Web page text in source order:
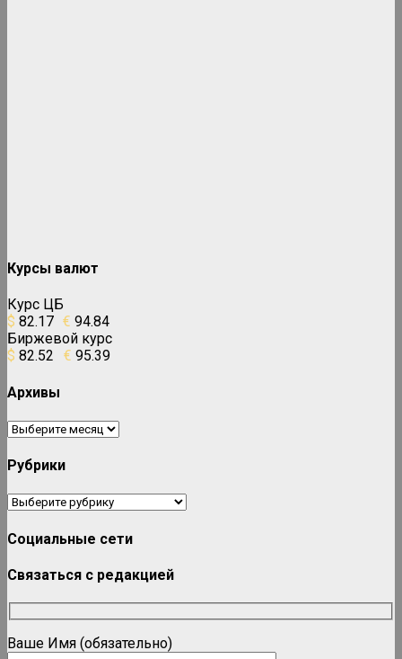
Курсы валют
Курс ЦБ
$ 82.17 € 94.84
Биржевой курс
$ 82.52 € 95.39
Архивы
Архивы
Рубрики
Рубрики
Социальные сети
Связаться с редакцией
Ваше Имя (обязательно)